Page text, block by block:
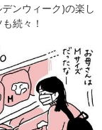
ンウィーク)の楽し
続々！